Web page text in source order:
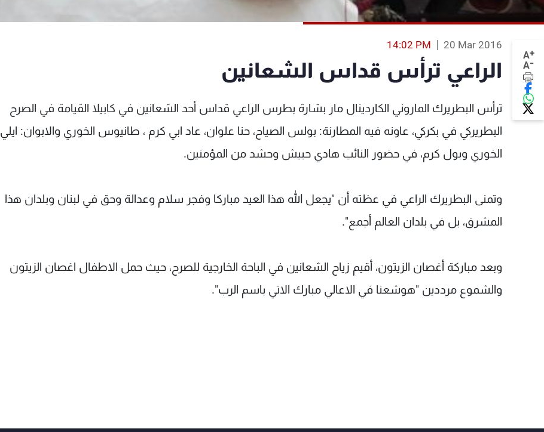
A+
A-
20 Mar 2016
14:02 PM
الراعي ترأس قداس الشعانين
ترأس البطريرك الماروني الكاردينال مار بشارة بطرس الراعي قداس أحد الشعانين في كابيلا القيامة في الصرح
البطريركي في بكركي، عاونه فيه المطارنة: بولس الصياح، حنا علوان، عاد ابي كرم ، طانيوس الخوري والابوان: ايلي
الخوري وبول كرم، في حضور النائب هادي حبيش وحشد من المؤمنين.
وتمنى البطريرك الراعي في عظته أن "يجعل الله هذا العيد مباركا وفجر سلام وعدالة وحق في لبنان وبلدان هذا
المشرق، بل في بلدان العالم أجمع".
وبعد مباركة أغصان الزيتون، أقيم زياح الشعانين في الباحة الخارجية للصرح، حيث حمل الاطفال اغصان الزيتون
والشموع مرددين "هوشعنا في الاعالي مبارك الاتي باسم الرب".